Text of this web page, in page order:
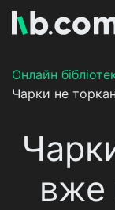
Онлайн
Чарки не
вже